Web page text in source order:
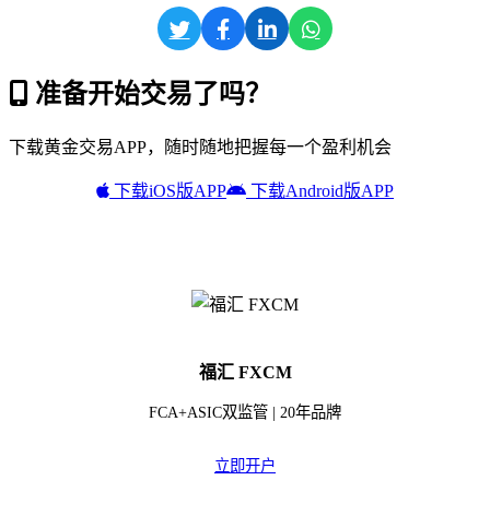
准备开始交易了吗？
下载黄金交易APP，随时随地把握每一个盈利机会
下载iOS版APP 下载Android版APP
福汇 FXCM
FCA+ASIC双监管 | 20年品牌
立即开户